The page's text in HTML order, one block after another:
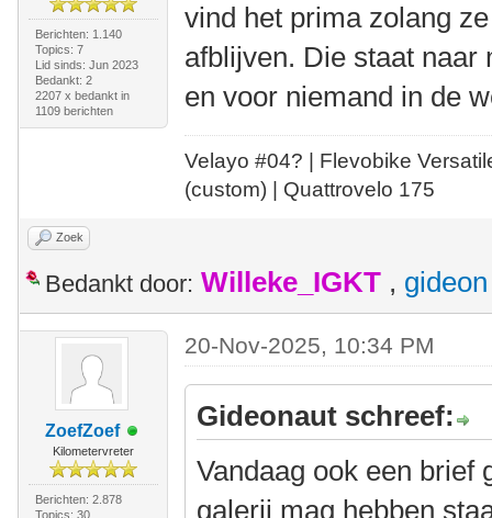
Berichten: 1.140
Topics: 7
Lid sinds: Jun 2023
Bedankt: 2
2207 x bedankt in
1109 berichten
vind het prima zolang
afblijven. Die staat naar
en voor niemand in de
Velayo #04? | Flevobike
(custom) | Quattrovelo 175
Zoek
Bedankt door: Willeke_IGKT , gideon
ZoefZoef
Kilometervreter
Berichten: 2.878
Topics: 30
20-Nov-2025, 10:34 PM
Gideonaut schreef:
Vandaag ook een brief
galerij mag hebben